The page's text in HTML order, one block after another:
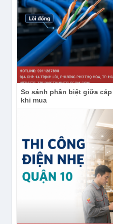
So sánh phân biệt giữa
khi mua